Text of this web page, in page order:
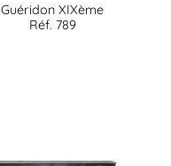
Guéridon XIXème
Réf. 789